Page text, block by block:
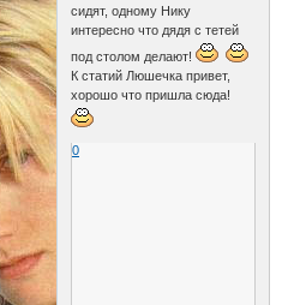
сидят, одному Нику
интересно что дядя с тетей
под столом делают!
К статий Люшечка привет,
хорошо что пришла сюда!
0